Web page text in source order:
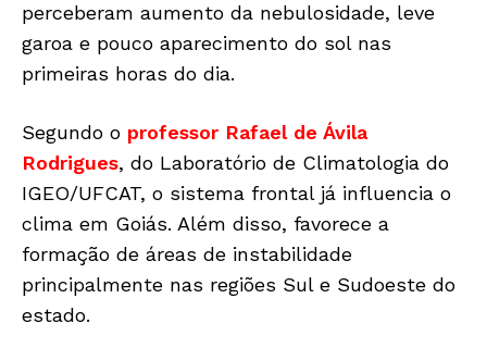
perceberam aumento da nebulosidade, leve
garoa e pouco aparecimento do sol nas
primeiras horas do dia.
Segundo o professor Rafael de Ávila
Rodrigues, do Laboratório de Climatologia do
IGEO/UFCAT, o sistema frontal já influencia o
clima em Goiás. Além disso, favorece a
formação de áreas de instabilidade
principalmente nas regiões Sul e Sudoeste do
estado.